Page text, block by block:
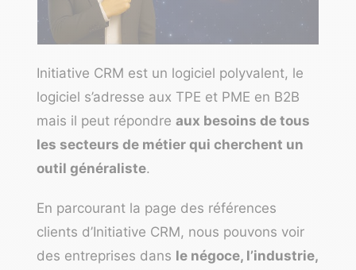
Initiative CRM est un logiciel polyvalent, le
logiciel s’adresse aux TPE et PME en B2B
mais il peut répondre aux besoins de tous
les secteurs de métier qui cherchent un
outil généraliste.
En parcourant la page des références
clients d’Initiative CRM, nous pouvons voir
des entreprises dans le négoce, l’industrie,